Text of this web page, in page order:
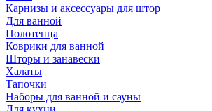
Карнизы и аксессуары для штор
Для ванной
Полотенца
Коврики для ванной
Шторы и занавески
Халаты
Тапочки
Наборы для ванной и сауны